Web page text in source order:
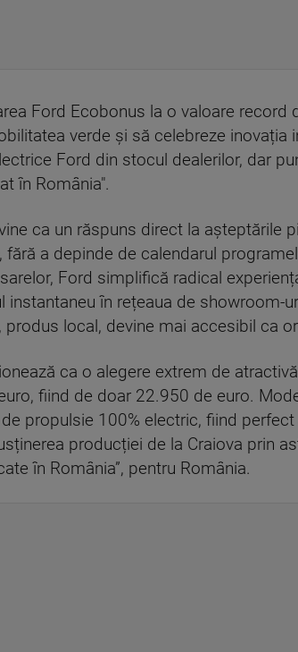
Ford Ecobonus la o valoare
verde și să celebreze inovația
Ford din stocul dealerilor, dar
în România".
ca un răspuns direct la așteptările
fără a depinde de calendarul
Ford simplifică radical
instantaneu în rețeaua de showroom-
local, devine mai accesibil ca
ca o alegere extrem de
fiind de doar 22.950 de euro.
propulsie 100% electric, fiind
producției de la Craiova prin
în România”, pentru România.